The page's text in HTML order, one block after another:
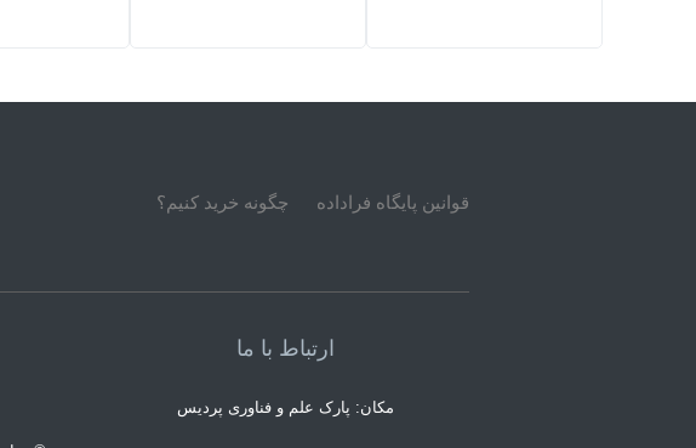
قوانین پایگاه فراداده چگونه خرید کنیم؟
ارتباط با ما
مکان: پارک علم و فناوری پردیس